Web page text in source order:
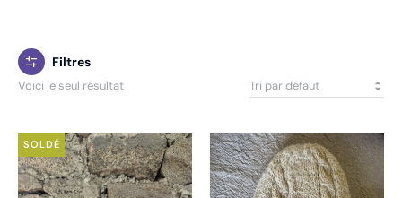
Filtres
Voici le seul résultat
SOLDÉ